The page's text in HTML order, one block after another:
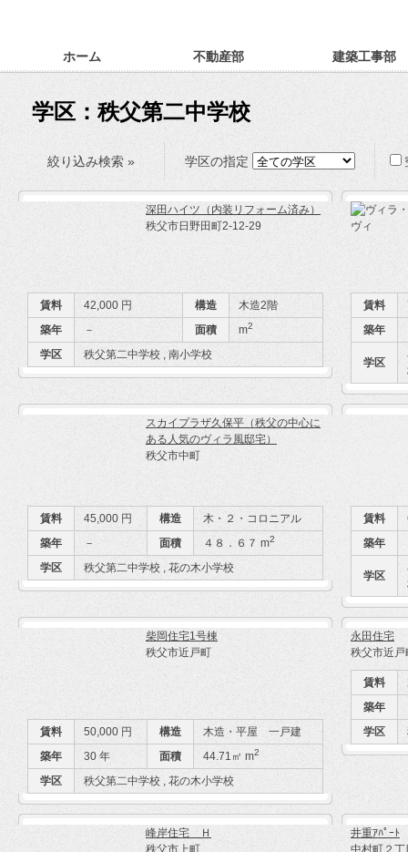
ホーム 不動産部 建築工事部
学区：秩父第二中学校
絞り込み検索 » 学区の指定
深田ハイツ（内装リフォーム済み）
秩父市日野田町2-12-29
賃料 42,000 円 構造
木造2階
築年
－ 面積 m2
学区 秩父第二中学校 , 南小学校
賃料
築年
学区
スカイプラザ久保平（秩父の中心に
ある人気のヴィラ風邸宅）
秩父市中町
賃料 45,000 円 構造
木・２・コロニアル
築年
－ 面積 ４８．６７ m2
学区 秩父第二中学校 , 花の木小学校
賃料
築年
学区
柴岡住宅1号棟
秩父市近戸町
賃料 50,000 円 構造
木造・平屋 一戸建
築年
30 年 面積 44.71㎡ m2
学区 秩父第二中学校 , 花の木小学校
永田住宅
秩父市近戸
賃料
築年
学区
峰岸住宅 Ｈ
秩父市上町
井重ｱﾊﾟｰﾄ
中村町２丁